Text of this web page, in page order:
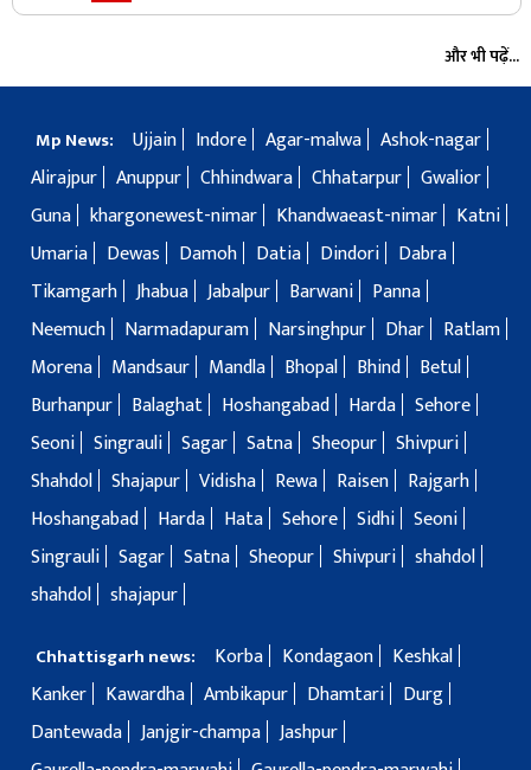
और भी पढ़ें...
Mp News: Ujjain Indore Agar-malwa Ashok-nagar
Alirajpur Anuppur Chhindwara Chhatarpur Gwalior
Guna khargonewest-nimar Khandwaeast-nimar
Katni
Umaria
Dewas Damoh Datia Dindori
Dabra
Tikamgarh Jhabua Jabalpur Barwani
Panna
Neemuch
Narmadapuram Narsinghpur Dhar
Ratlam
Morena
Mandsaur Mandla Bhopal Bhind
Betul
Burhanpur
Balaghat Hoshangabad Harda Sehore
Seoni Singrauli Sagar Satna Sheopur Shivpuri
Shahdol Shajapur Vidisha Rewa Raisen
Rajgarh
Hoshangabad
Harda Hata Sehore Sidhi Seoni
Singrauli Sagar Satna Sheopur Shivpuri shahdol
shahdol shajapur
Chhattisgarh news: Korba Kondagaon
Keshkal
Kanker
Kawardha Ambikapur Dhamtari
Durg
Dantewada Janjgir-champa Jashpur